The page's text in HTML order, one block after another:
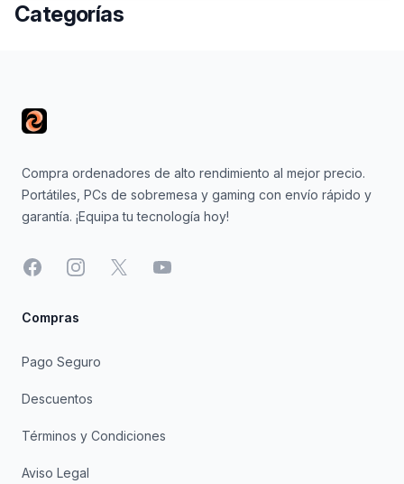
Categorías
Compra ordenadores de alto rendimiento al mejor precio.
Portátiles, PCs de sobremesa y gaming con envío rápido y
garantía. ¡Equipa tu tecnología hoy!
FacebookInstagram
X YouTube
Compras
Pago Seguro
Descuentos
Términos y Condiciones
Aviso Legal